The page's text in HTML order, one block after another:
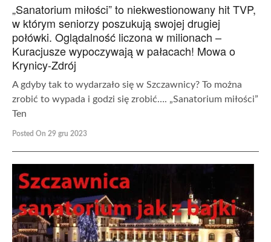
„Sanatorium miłości” to niekwestionowany hit TVP,
w którym seniorzy poszukują swojej drugiej
połówki. Oglądalność liczona w milionach –
Kuracjusze wypoczywają w pałacach! Mowa o
Krynicy-Zdrój
A gdyby tak to wydarzało się w Szczawnicy? To można
zrobić to wypada i godzi się zrobić…. „Sanatorium miłości”
Ten
Posted On 29 gru 2023